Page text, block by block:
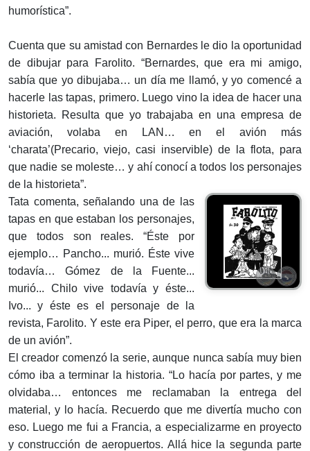
humorística”.
Cuenta que su amistad con Bernardes le dio la oportunidad
de dibujar para Farolito. “Bernardes, que era mi amigo,
sabía que yo dibujaba… un día me llamó, y yo comencé a
hacerle las tapas, primero. Luego vino la idea de hacer una
historieta. Resulta que yo trabajaba en una empresa de
aviación, volaba en LAN… en el avión más
‘charata’(Precario, viejo, casi inservible) de la flota, para
que nadie se moleste… y ahí conocí a todos los personajes
de la historieta”.
Tata comenta, señalando una de las
tapas en que estaban los personajes,
que todos son reales. “Éste por
ejemplo… Pancho... murió. Éste vive
todavía… Gómez de la Fuente...
murió... Chilo vive todavía y éste...
Ivo... y éste es el personaje de la
revista, Farolito. Y este era Piper, el perro, que era la marca
de un avión”.
El creador comenzó la serie, aunque nunca sabía muy bien
cómo iba a ter­minar la historia. “Lo hacía por partes, y me
olvidaba… entonces me reclama­ban la entrega del
material, y lo hacía. Recuerdo que me divertía mucho con
eso. Luego me fui a Francia, a especializarme en proyecto
y construcción de aeropuertos. Allá hice la segunda parte